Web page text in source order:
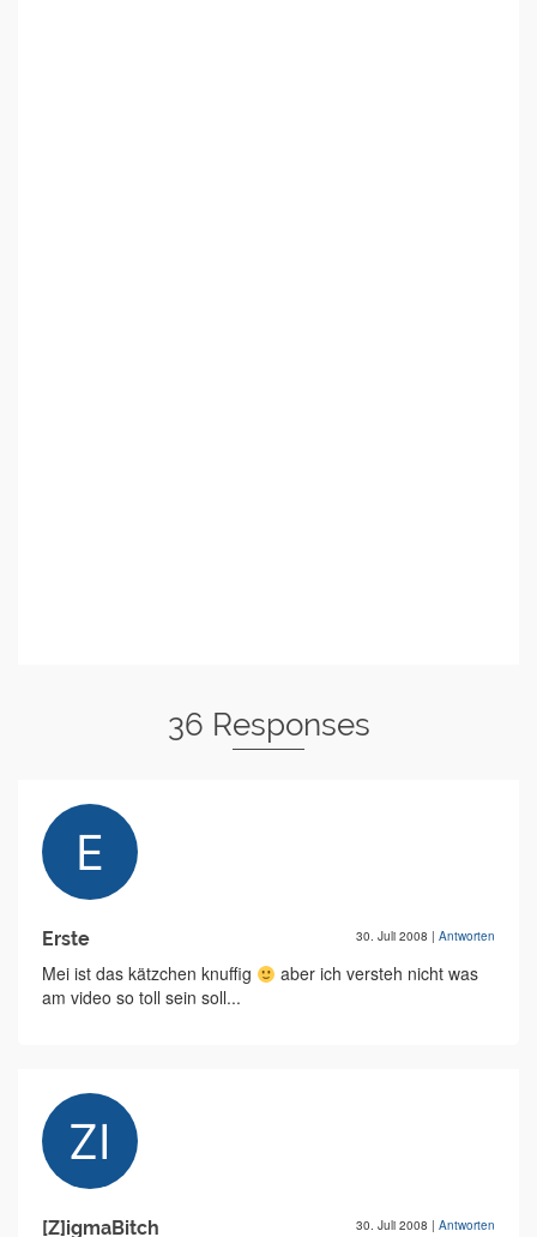
36 Responses
Erste 30. Juli 2008 | Antworten
Mei ist das kätzchen knuffig
aber ich versteh nicht was
am video so toll sein soll...
[Z]igmaBitch 30. Juli 2008 | Antworten